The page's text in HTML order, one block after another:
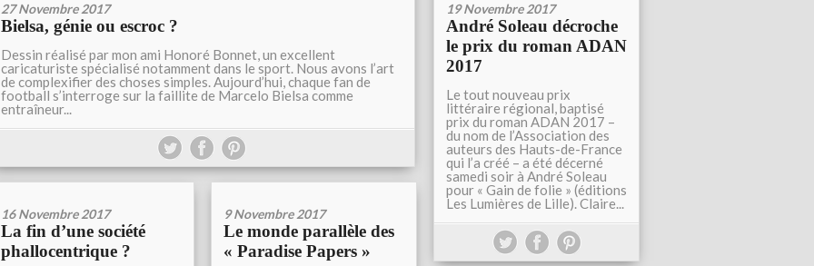
27 Novembre 2017
Bielsa, génie ou escroc ?
Dessin réalisé par mon ami Honoré Bonnet, un excellent
caricaturiste spécialisé notamment dans le sport. Nous avons l’art
de complexifier des choses simples. Aujourd’hui, chaque fan de
football s’interroge sur la faillite de Marcelo Bielsa comme
entraîneur...
19 Novembre 2017
André Soleau décroche
le prix du roman ADAN
2017
Le tout nouveau prix
littéraire régional, baptisé
prix du roman ADAN 2017 –
du nom de l’Association des
auteurs des Hauts-de-France
qui l’a créé – a été décerné
samedi soir à André Soleau
pour « Gain de folie » (éditions
Les Lumières de Lille). Claire...
16 Novembre 2017
La fin d’une société
phallocentrique ?
9 Novembre 2017
Le monde parallèle des
« Paradise Papers »